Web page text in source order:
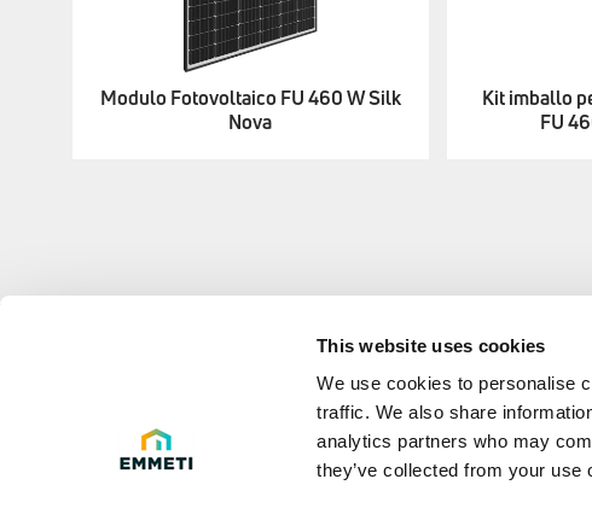
This website uses cookies
We use cookies to personalise
traffic. We also share
analytics partners who may
they’ve collected from your use
Modulo Fotovoltaico FU 460 W Silk
Nova
Kit imballo
FU
LEGAL AREA
Privacy policy
Legal Info